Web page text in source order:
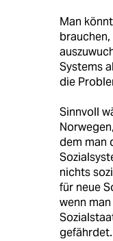
Man
Systems
die
Sinnvoll
dem man
nichts
für neue
wenn
gefährdet.